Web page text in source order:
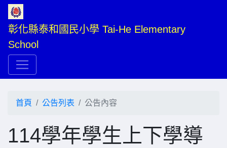
彰化縣泰和國民小學 Tai-He Elementary
School
首頁 公告列表 公告內容
114學年學生上下學導